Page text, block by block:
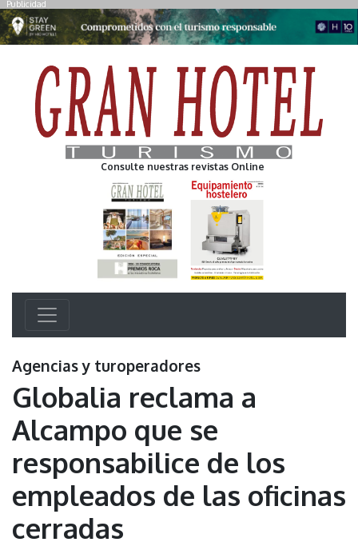
Publicidad
Consulte nuestras revistas Online
Agencias y turoperadores
Globalia reclama a
Alcampo que se
responsabilice de los
empleados de las oficinas
cerradas